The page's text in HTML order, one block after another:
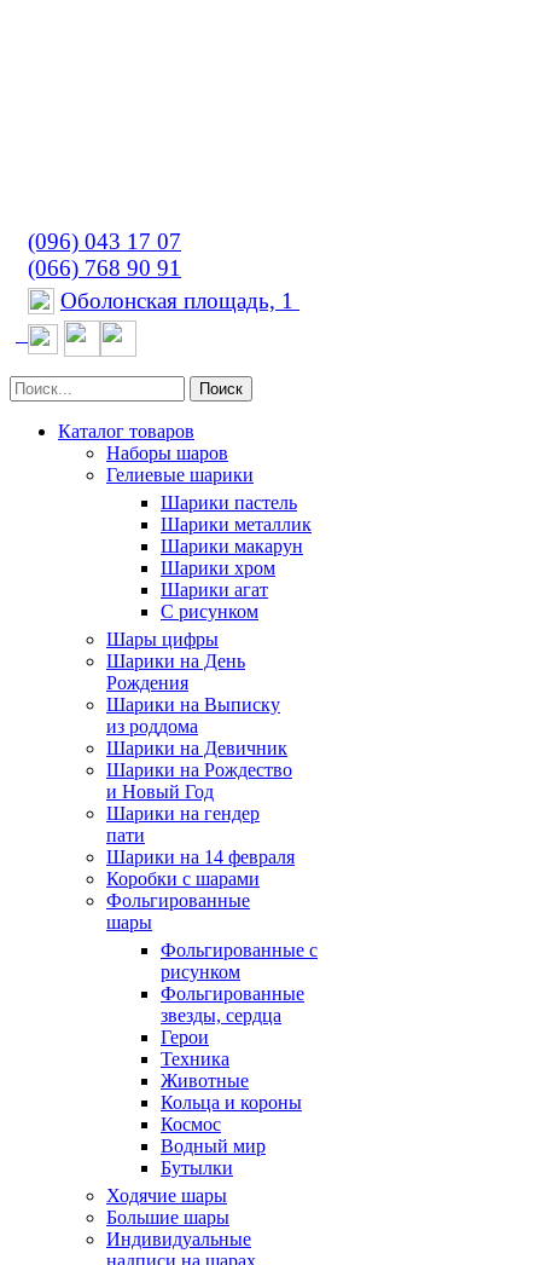
(096) 043 17 07
(066) 768 90 91
Оболонская площадь, 1
Поиск
Каталог товаров
Наборы шаров
Гелиевые шарики
Шарики пастель
Шарики металлик
Шарики макарун
Шарики хром
Шарики агат
С рисунком
Шары цифры
Шарики на День
Рождения
Шарики на Выписку
из роддома
Шарики на Девичник
Шарики на Рождество
и Новый Год
Шарики на гендер
пати
Шарики на 14 февраля
Коробки с шарами
Фольгированные
шары
Фольгированные с
рисунком
Фольгированные
звезды, сердца
Герои
Техника
Животные
Кольца и короны
Космос
Водный мир
Бутылки
Ходячие шары
Большие шары
Индивидуальные
надписи на шарах